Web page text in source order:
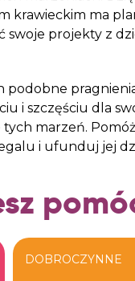
krawieckim ma
swoje projekty z
podobne
i szczęściu dla
marzeń.
i ufunduj jej
DOBROCZYNNE